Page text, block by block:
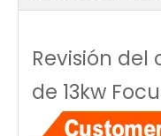
Revisión
de 13kw